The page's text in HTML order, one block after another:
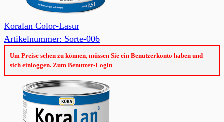
Koralan Color-Lasur
Artikelnummer: Sorte-006
Um Preise sehen zu können, müssen Sie ein Benutzerkonto haben und
sich einloggen. Zum Benutzer-Login